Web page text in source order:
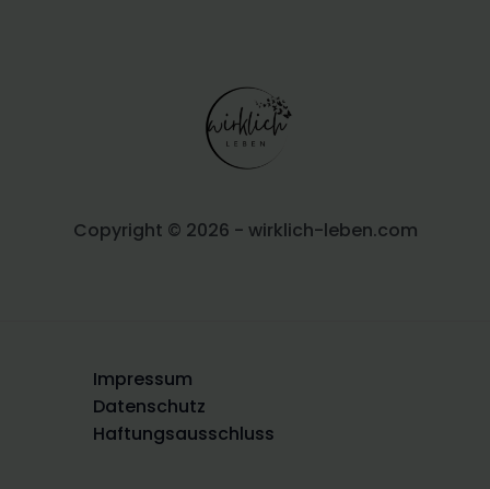
Copyright © 2026 - wirklich-leben.com
Impressum
Datenschutz
Haftungsausschluss